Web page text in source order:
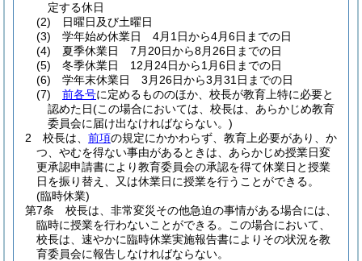
定する休日
(2)
日曜日及び土曜日
(3)
学年始め休業日 4月1日から4月6日までの日
(4)
夏季休業日 7月20日から8月26日までの日
(5)
冬季休業日 12月24日から1月6日までの日
(6)
学年末休業日 3月26日から3月31日までの日
(7)
前各号に定めるもののほか、校長が教育上特に必要と
認めた日(この場合においては、校長は、あらかじめ教育
委員会に届け出なければならない。)
2
校長は、 前項の規定にかかわらず、教育上必要があり、か
つ、やむを得ない事由があるときは、あらかじめ授業日変
更承認申請書により教育委員会の承認を得て休業日と授業
日を振り替え、又は休業日に授業を行うことができる。
(臨時休業)
第7条
校長は、非常変災その他急迫の事情がある場合には、
臨時に授業を行わないことができる。
この場合において、
校長は、速やかに臨時休業実施報告書によりその状況を教
育委員会に報告しなければならない。